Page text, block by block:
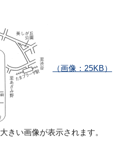
（画像：25KB）
きい画像が表示されます。